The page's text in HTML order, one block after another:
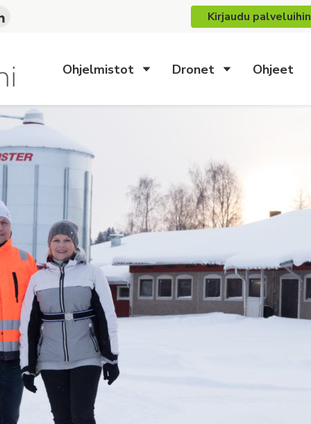
Kirjaudu palveluihin
Ohjelmistot Dronet Ohjeet